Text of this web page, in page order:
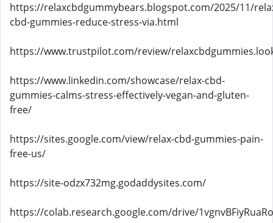
https://relaxcbdgummybears.blogspot.com/2025/11/
cbd-gummies-reduce-stress-via.html
https://www.trustpilot.com/review/
https://www.linkedin.com/showcase/relax-cbd-
gummies-calms-stress-effectively-vegan-and-gluten-
free/
https://sites.google.com/view/relax-cbd-gummies-pain-
free-us/
https://site-odzx732mg.godaddysites.com/
https://colab.research.google.com/drive/